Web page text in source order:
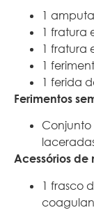
1
1 fratura
1 fratura
1
1 ferida
Ferimentos
Conjunto
Acessórios
1 frasco